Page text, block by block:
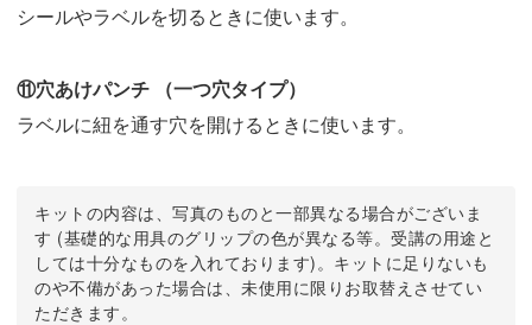
シールやラベルを切るときに使います。
⑪穴あけパンチ （一つ穴タイプ）
ラベルに紐を通す穴を開けるときに使います。
キットの内容は、写真のものと一部異なる場合がございま
す (基礎的な用具のグリップの色が異なる等。受講の用途と
しては十分なものを入れております)。キットに足りないも
のや不備があった場合は、未使用に限りお取替えさせてい
ただきます。